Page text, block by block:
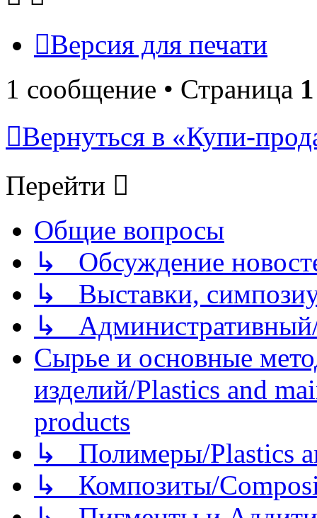
Версия для печати
1 сообщение • Страница 1
Вернуться в «Купи-
Перейти
Общие вопросы
↳ Обсуждение
↳ Выставки,
↳
Сырье и основные
изделий/Plastics and
products
↳ Полимеры/Plastics
↳ Композиты/